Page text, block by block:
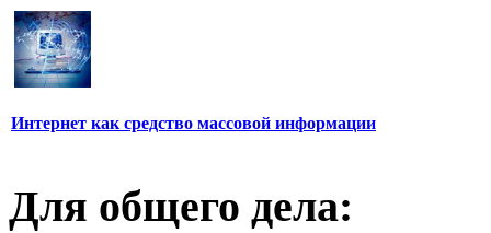
Интернет как средство массовой информации
Для общего дела: